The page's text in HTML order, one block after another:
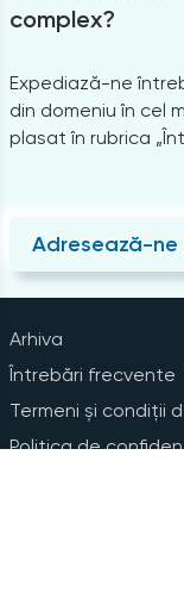
complex?
Expediază-ne
din domeniu în cel
plasat în rubrica
Adresează-
Arhiva
Întrebări frecvente
Termeni și condiții
Politica de